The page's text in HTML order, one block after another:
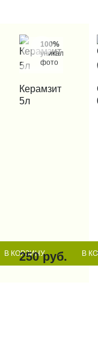
В КОРЗИНУ
100%
уникальные
фото
КУПИТЬ В 1 КЛИК
Керамзит
5л
250 руб. В